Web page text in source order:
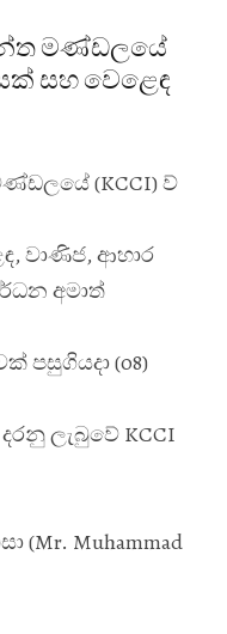
මණ්ඩලයේ
සහ වෙළෙඳ
(KCCI) ව්
වාණිජ, ආහාර
අමාත්
පසුගියදා (08)
ලැබුවේ KCCI
(Mr. Muhammad